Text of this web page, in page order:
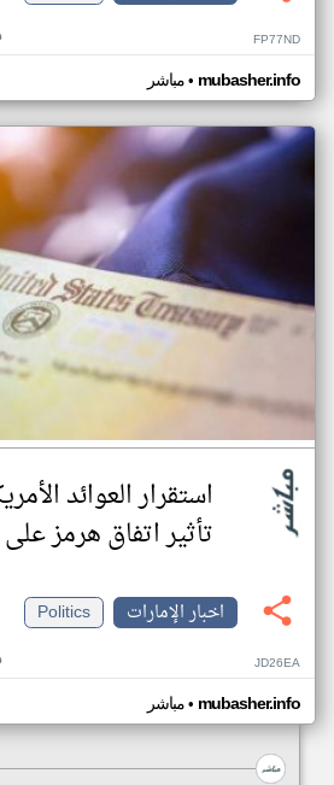
FP77ND
مباشر• mubasher.info
استقرار العوائد
تأثير اتفاق هرمز
اخبار الإمارات
Politics
JD26EA
مباشر• mubasher.info